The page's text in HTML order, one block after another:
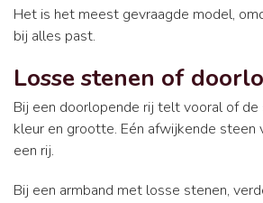
Het is het meest gevraagde model,
bij alles past.
Losse stenen of
Bij een doorlopende rij telt vooral of de
kleur en grootte. Eén afwijkende steen
een rij.
Bij een armband met losse stenen,